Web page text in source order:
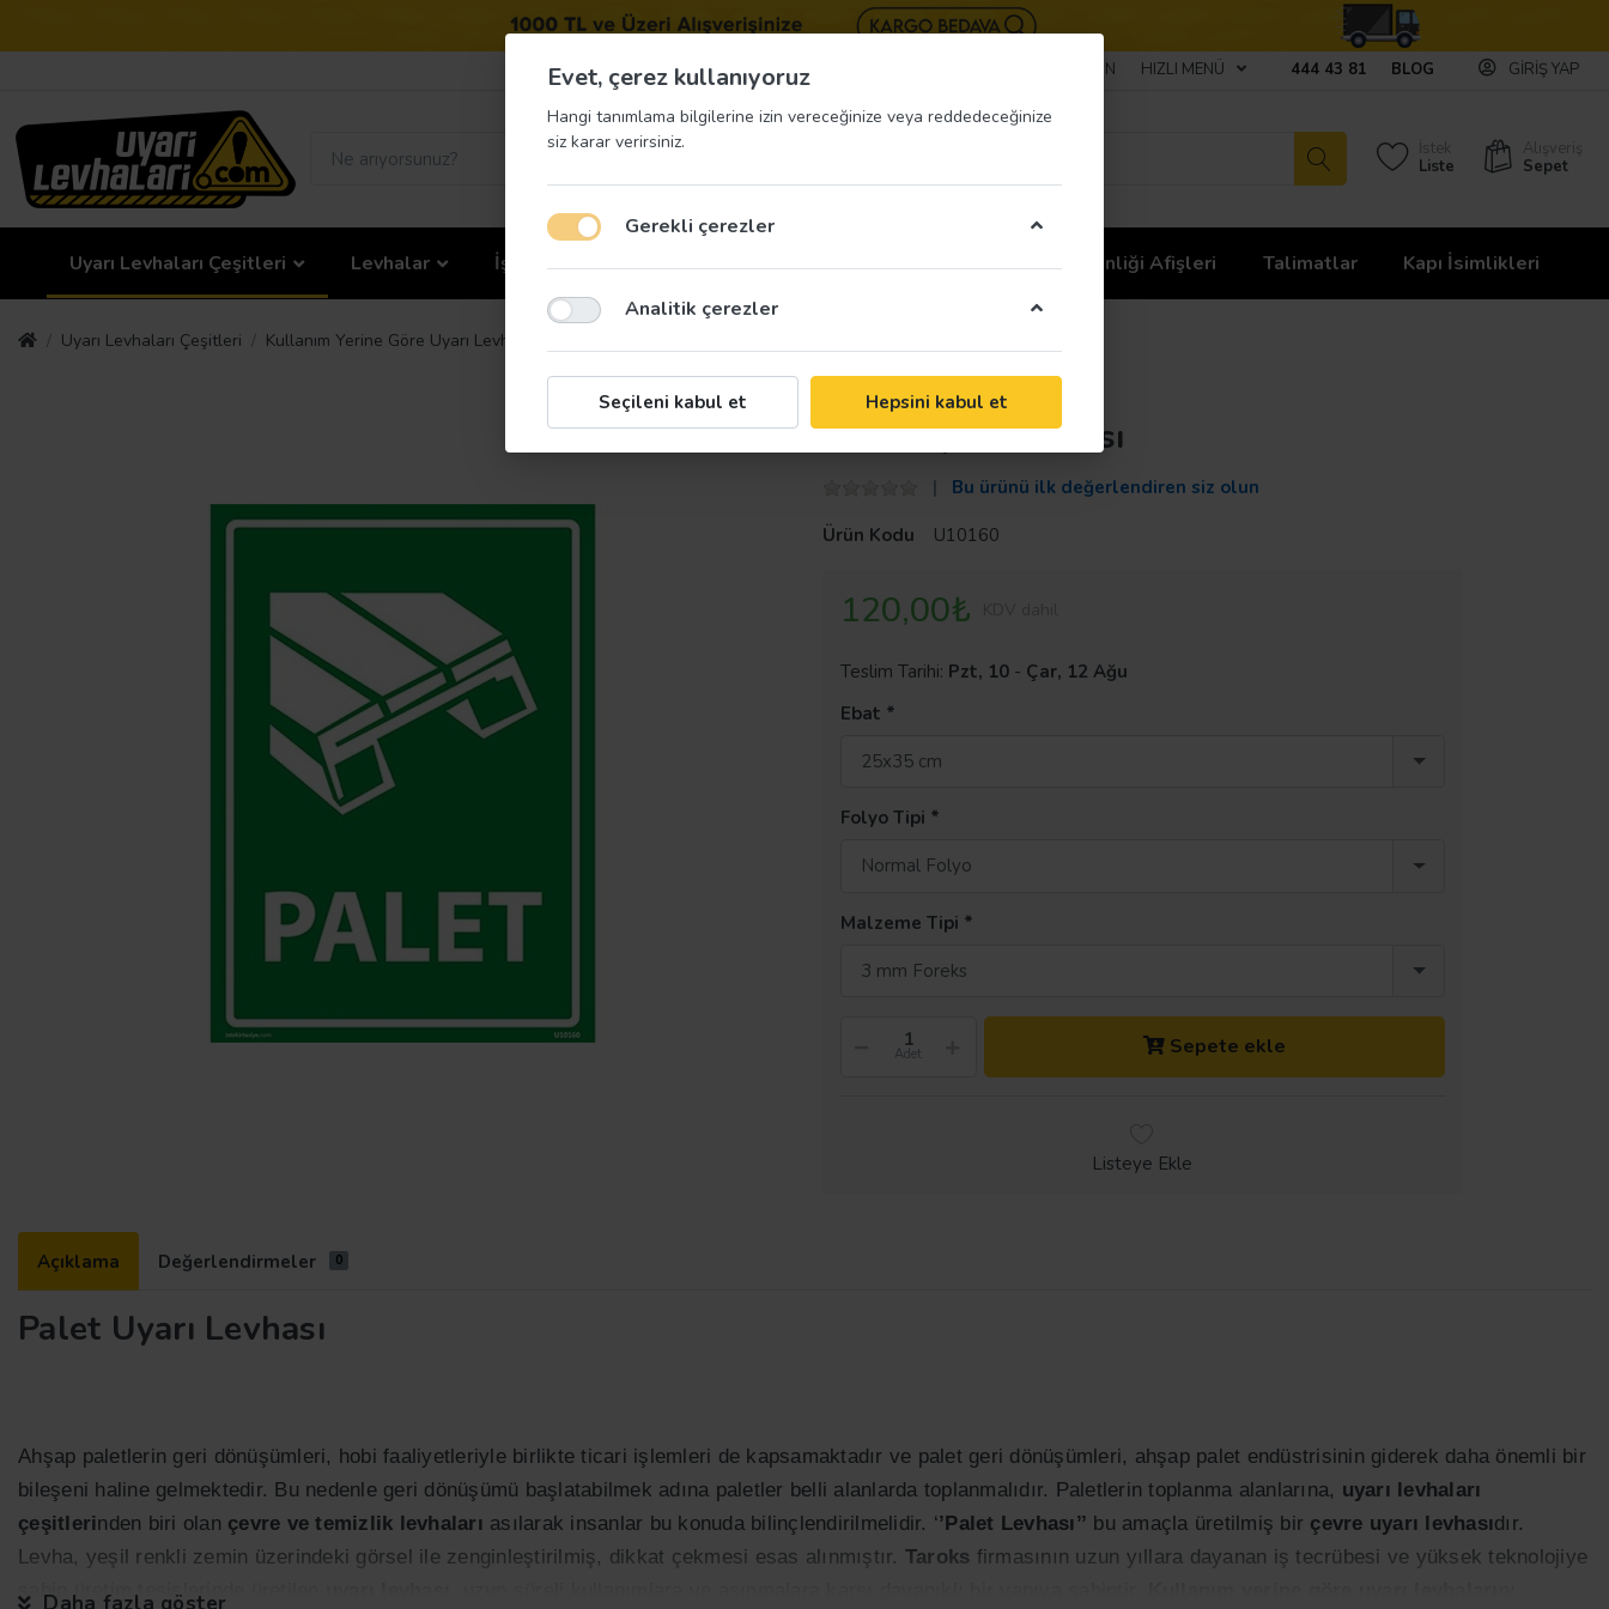
BIZE ULAŞIN HIZLI MENÜ 444 43 81 BLOG GIRIŞ YAP
İstek
Liste
Alışveriş
Sepet
Uyarı Levhaları Çeşitleri Levhalar İş Güvenliği Etiketleri İş Güvenliği Ekipmanları İş Güvenliği Afişleri Talimatlar Kapı İsimlikleri
Uyarı Levhaları Çeşitleri Kullanım Yerine Göre Uyarı Levhaları
Taroks
Palet Uyarı Levhası
Bu ürünü ilk değerlendiren siz olun
Ürün Kodu
U10160
120,00₺
Teslim Tarihi: Pzt, 10 - Çar, 12 Ağu
Ebat
25x35 cm
Folyo Tipi
Normal Folyo
Malzeme Tipi
3 mm Foreks
Adet Sepete ekle
Listeye Ekle
Açıklama Değerlendirmeler 0
Palet Uyarı Levhası
Ahşap paletlerin geri dönüşümleri, hobi faaliyetleriyle birlikte ticari işlemleri de kapsamaktadır ve palet geri dönüşümleri, ahşap palet endüstrisinin giderek daha önemli bir
bileşeni haline gelmektedir. Bu nedenle geri dönüşümü başlatabilmek adına paletler belli alanlarda toplanmalıdır. Paletlerin toplanma alanlarına, uyarı levhaları
çeşitlerinden biri olan çevre ve temizlik levhaları asılarak insanlar bu konuda bilinçlendirilmelidir. ‘’Palet Levhası’’ bu amaçla üretilmiş bir çevre uyarı levhasıdır.
Levha, yeşil renkli zemin üzerindeki görsel ile zenginleştirilmiş, dikkat çekmesi esas alınmıştır. Taroks firmasının uzun yıllara dayanan iş tecrübesi ve yüksek teknolojiye
sahip üretim tesislerinde üretilen
Daha fazla göster
Evet, çerez kullanıyoruz
Hangi tanımlama bilgilerine izin vereceğinize veya reddedeceğinize
siz karar verirsiniz.
Gerekli çerezler
Analitik çerezler
Seçileni kabul et Hepsini kabul et